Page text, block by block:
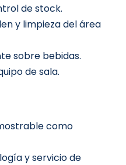
de stock.
y limpieza del área
sobre bebidas.
de sala.
como
y servicio de